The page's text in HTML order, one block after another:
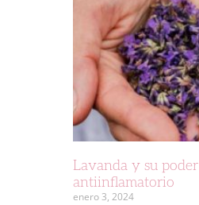
Lavanda y su poder
antiinflamatorio
enero 3, 2024